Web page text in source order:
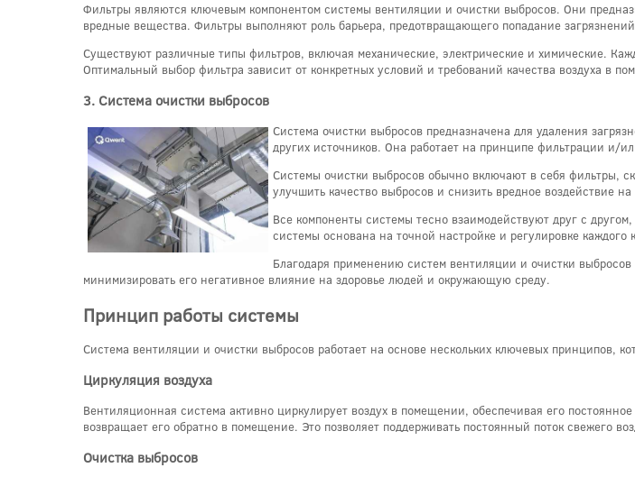
Фильтры являются ключевым компонентом системы вентиляции и очистки выбросов. Они
вредные вещества. Фильтры выполняют роль барьера, предотвращающего попадание
Существуют различные типы фильтров, включая механические, электрические и химические.
Оптимальный выбор фильтра зависит от конкретных условий и требований качества воздуха в
3. Система очистки выбросов
Система очистки выбросов предназначена для удаления
других источников. Она работает на принципе фильтрации и/
Системы очистки выбросов обычно включают в себя фильтры,
улучшить качество выбросов и снизить вредное воздействие
Все компоненты системы тесно взаимодействуют друг с
системы основана на точной настройке и регулировке
Благодаря применению систем вентиляции и очистки
минимизировать его негативное влияние на здоровье людей и окружающую среду.
Принцип работы системы
Система вентиляции и очистки выбросов работает на основе нескольких ключевых принципов,
Циркуляция воздуха
Вентиляционная система активно циркулирует воздух в помещении, обеспечивая его
возвращает его обратно в помещение. Это позволяет поддерживать постоянный поток свежего
Очистка выбросов